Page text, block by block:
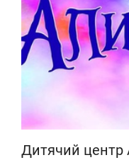
Дитячий центр